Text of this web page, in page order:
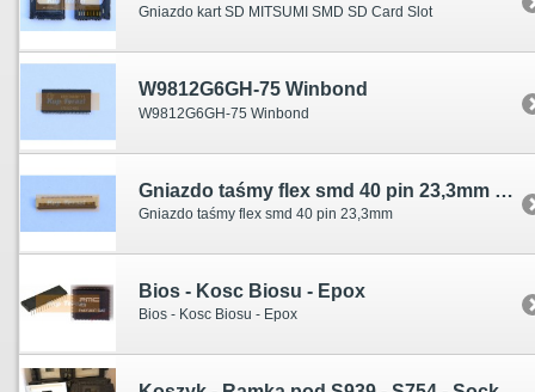
Gniazdo kart SD MITSUMI SMD SD Card Slot
W9812G6GH-75 Winbond
W9812G6GH-75 Winbond
Gniazdo taśmy flex smd 40 pin 23,3mm 40pin
Gniazdo taśmy flex smd 40 pin 23,3mm
Bios - Kosc Biosu - Epox
Bios - Kosc Biosu - Epox